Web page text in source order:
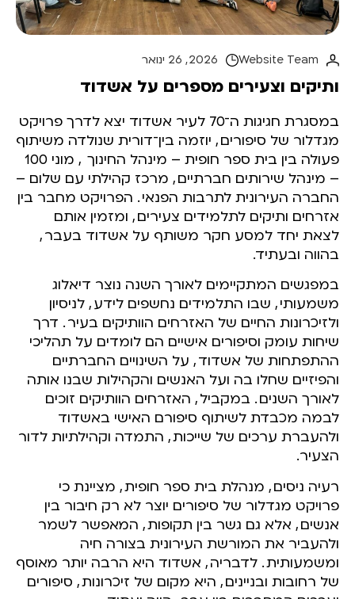
Website Team 2026 , 26 ינואר
ותיקים וצעירים מספרים על אשדוד
במסגרת חגיגות ה־70 לעיר אשדוד יצא לדרך פרויקט
מגדלור של סיפורים, יוזמה בין־דורית שנולדה משיתוף
פעולה בין בית ספר חופית – מינהל החינוך ,
מוני 100
– מינהל שירותים חברתיים, מרכז קהילתי עם שלום –
החברה העירונית לתרבות הפנאי. הפרויקט מחבר בין
אזרחים ותיקים לתלמידים צעירים, ומזמין אותם
לצאת יחד למסע חקר משותף על אשדוד בעבר,
בהווה ובעתיד.
במפגשים המתקיימים לאורך השנה נוצר דיאלוג
משמעותי, שבו התלמידים נחשפים לידע, לניסיון
ולזיכרונות החיים של האזרחים הוותיקים בעיר. דרך
שיחות עומק וסיפורים אישיים הם לומדים על תהליכי
ההתפתחות של אשדוד, על השינויים החברתיים
והפיזיים שחלו בה ועל האנשים והקהילות שבנו אותה
לאורך השנים. במקביל, האזרחים הוותיקים זוכים
לבמה מכבדת לשיתוף סיפורם האישי באשדוד
ולהעברת ערכים של שייכות, התמדה וקהילתיות לדור
הצעיר.
רעיה ניסים, מנהלת בית ספר חופית, מציינת כי
פרויקט מגדלור של סיפורים יוצר לא רק חיבור בין
אנשים, אלא גם גשר בין תקופות, המאפשר לשמר
ולהעביר את המורשת העירונית בצורה חיה
ומשמעותית. לדבריה, אשדוד היא הרבה יותר מאוסף
של רחובות ובניינים, היא מקום של זיכרונות, סיפורים